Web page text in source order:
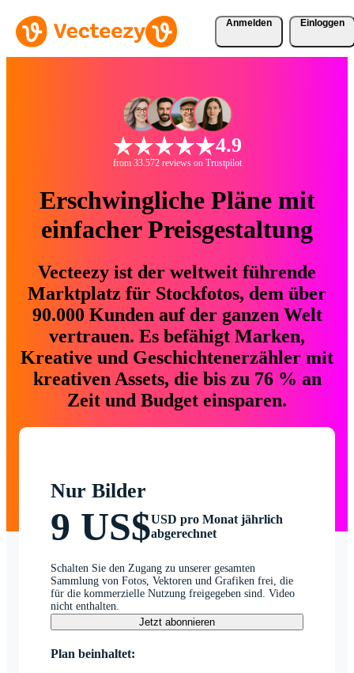
Anmelden Einloggen
4.9
from 33.572 reviews on Trustpilot
Erschwingliche Pläne mit
einfacher Preisgestaltung
Vecteezy ist der weltweit führende
Marktplatz für Stockfotos, dem über
90.000 Kunden auf der ganzen Welt
vertrauen. Es befähigt Marken,
Kreative und Geschichtenerzähler mit
kreativen Assets, die bis zu 76 % an
Zeit und Budget einsparen.
Nur Bilder
9 US$USD pro Monat jährlich
abgerechnet
Schalten Sie den Zugang zu unserer gesamten
Sammlung von Fotos, Vektoren und Grafiken frei, die
für die kommerzielle Nutzung freigegeben sind. Video
nicht enthalten.
Jetzt abonnieren
Plan beinhaltet: